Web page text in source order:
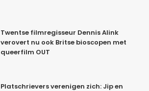
Twentse filmregisseur Dennis Alink
verovert nu ook Britse bioscopen met
queerfilm OUT
Platschrievers verenigen zich: Jip en